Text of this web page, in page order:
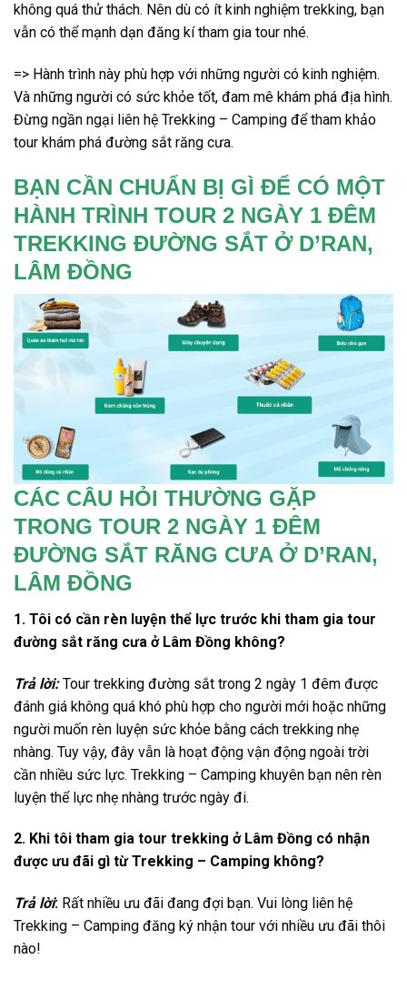
không quá thử thách. Nên dù có ít kinh nghiệm trekking, bạn
vẫn có thể mạnh dạn đăng kí tham gia tour nhé.
=> Hành trình này phù hợp với những người có kinh nghiệm.
Và những người có sức khỏe tốt, đam mê khám phá địa hình.
Đừng ngần ngại liên hệ Trekking – Camping để tham khảo
tour khám phá đường sắt răng cưa.
BẠN CẦN CHUẨN BỊ GÌ ĐỂ CÓ MỘT
HÀNH TRÌNH TOUR 2 NGÀY 1 ĐÊM
TREKKING ĐƯỜNG SẮT Ở D’RAN,
LÂM ĐỒNG
CÁC CÂU HỎI THƯỜNG GẶP
TRONG TOUR 2 NGÀY 1 ĐÊM
ĐƯỜNG SẮT RĂNG CƯA Ở D’RAN,
LÂM ĐỒNG
1. Tôi có cần rèn luyện thể lực trước khi tham gia tour
đường sắt răng cưa ở Lâm Đồng không?
Trả lời:Tour trekking đường sắt trong 2 ngày 1 đêm được
đánh giá không quá khó phù hợp cho người mới hoặc những
người muốn rèn luyện sức khỏe bằng cách trekking nhẹ
nhàng. Tuy vậy, đây vẫn là hoạt động vận động ngoài trời
cần nhiều sức lực. Trekking – Camping khuyên bạn nên rèn
luyện thể lực nhẹ nhàng trước ngày đi.
2. Khi tôi tham gia tour trekking ở Lâm Đồng có nhận
được ưu đãi gì từ Trekking – Camping không?
Trả lời: Rất nhiều ưu đãi đang đợi bạn. Vui lòng liên hệ
Trekking – Camping đăng ký nhận tour với nhiều ưu đãi thôi
nào!